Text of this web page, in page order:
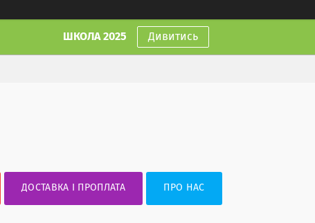
ШКОЛА 2025 Дивитись
ДОСТАВКА І ПРОПЛАТА ПРО НАС